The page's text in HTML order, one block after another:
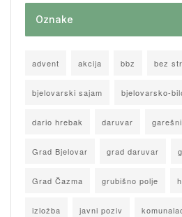
Oznake
advent akcija bbz bez
bjelovarski sajam bjelovarsko-
dario hrebak daruvar
Grad Bjelovar grad daruvar
Grad Čazma grubišno polje
izložba javni poziv